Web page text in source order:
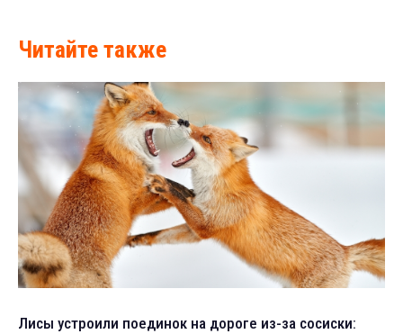
Читайте также
Лисы устроили поединок на дороге из-за сосиски: